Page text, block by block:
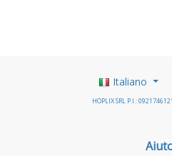
Italiano
HOPLIX SRL P.I.: